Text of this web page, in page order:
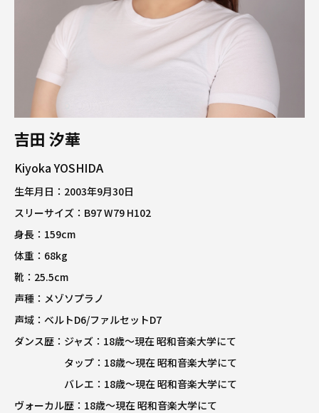
吉田 汐華
Kiyoka YOSHIDA
生年月日： 2003年9月30日
スリーサイズ： B97 W79 H102
身長： 159cm
体重： 68kg
靴： 25.5cm
声種： メゾソプラノ
声域： ベルトD6/ファルセットD7
ダンス歴： ジャズ：18歳～現在 昭和音楽大学にて
タップ：18歳～現在 昭和音楽大学にて
バレエ：18歳～現在 昭和音楽大学にて
ヴォーカル歴： 18歳～現在 昭和音楽大学にて